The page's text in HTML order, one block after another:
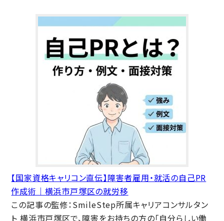
【国家資格キャリコン直伝】障害者雇用・就活の自己PR
作成術｜横浜市戸塚区の就労移
この記事の監修：SmileStep所属キャリアコンサルタン
ト 横浜市戸塚区で、障害をお持ちの方の「自分らしい働